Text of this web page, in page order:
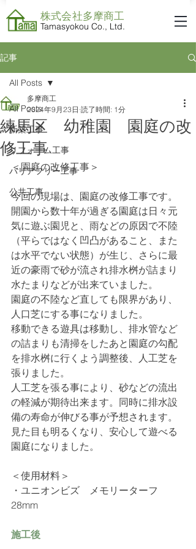
株式会社​多摩商工
Tamasyokou Co., Ltd.
記事
All Posts
新築工事
リフォーム工事
バリアフリー工事
公共工事
All Posts
練馬区 幼稚園 園庭の改
修工事
多摩商工
2024年9月23日 読了時間: 1分
＜園庭の改修工事＞
今回の現場は、園庭の改修工事です。
開園から数十年が過ぎる園庭は日々元
気に遊ぶ園児と、雨などの原因で不陸
（平らではなく凹凸があること、また
は水平でない状態）が生じ、さらに最
近の豪雨で砂が流され排水桝が詰まり
水たまりなどが出来ていました。
園庭の不陸など直しても限界があり、
人口芝にする事になりました。
移動できる遊具は移動し、排水管など
の詰まりも清掃をしたあと園庭の勾配
を排水桝に行くよう調整後、人工芝を
張りました。
人工芝を張る事により、砂などの流出
の軽減が期待出来ます。同時に排水設
備の寿命が伸びる事が予想されます。
見た目も明るくなり、安心して遊べる
園庭になりました。
＜使用材料＞
・ ユニオンビズ　メモリーターフ
28mm
施工後